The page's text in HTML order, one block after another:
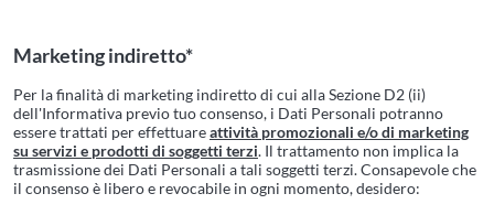
Marketing indiretto*
Per la finalità di marketing indiretto di cui alla Sezione D2 (ii)
dell'Informativa previo tuo consenso, i Dati Personali potranno
essere trattati per effettuareattività promozionali e/o di marketing
su servizi e prodotti di soggetti terzi. Il trattamento non implica la
trasmissione dei Dati Personali a tali soggetti terzi. Consapevole che
il consenso è libero e revocabile in ogni momento, desidero: